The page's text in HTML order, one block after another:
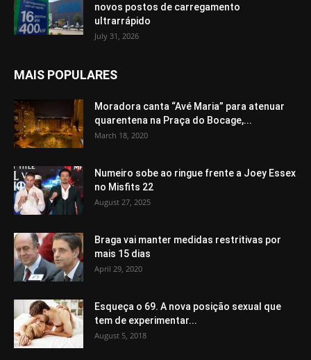
novos postos de carregamento
ultrarrápido
July 31, 2026
MAIS POPULARES
Moradora canta “Avé Maria” para atenuar
quarentena na Praça do Bocage,...
March 18, 2020
Numeiro sobe ao ringue frente a Joey Essex
no Misfits 22
August 27, 2025
Braga vai manter medidas restritivas por
mais 15 dias
April 29, 2020
Esqueça o 69. A nova posição sexual que
tem de experimentar...
August 5, 2018